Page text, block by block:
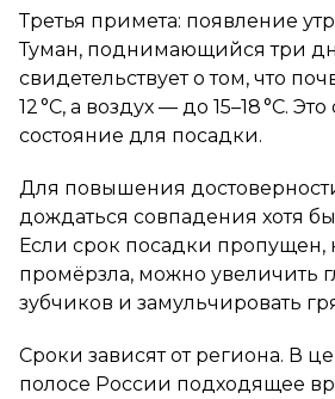
Третья примета: появление
Туман, поднимающийся три
свидетельствует о том, что
12 °C, а воздух — до 15–18 °C.
состояние для посадки.
Для повышения
дождаться совпадения хотя
Если срок посадки пропущен,
промёрзла, можно увеличить
зубчиков и замульчировать
Сроки зависят от региона. В
полосе России подходящее